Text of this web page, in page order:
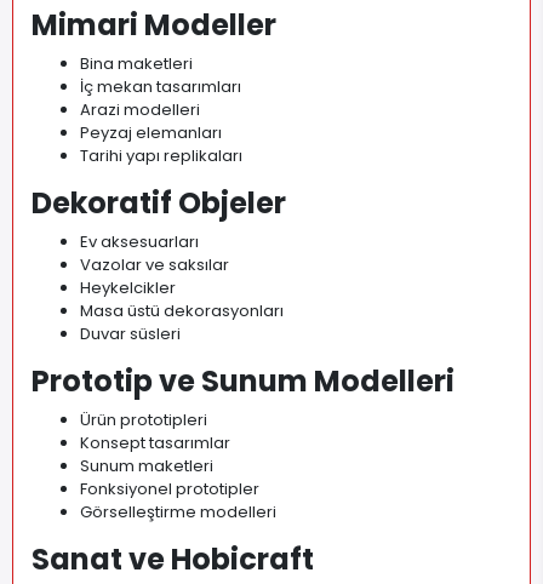
Mimari Modeller
Bina maketleri
İç mekan tasarımları
Arazi modelleri
Peyzaj elemanları
Tarihi yapı replikaları
Dekoratif Objeler
Ev aksesuarları
Vazolar ve saksılar
Heykelcikler
Masa üstü dekorasyonları
Duvar süsleri
Prototip ve Sunum Modelleri
Ürün prototipleri
Konsept tasarımlar
Sunum maketleri
Fonksiyonel prototipler
Görselleştirme modelleri
Sanat ve Hobicraft